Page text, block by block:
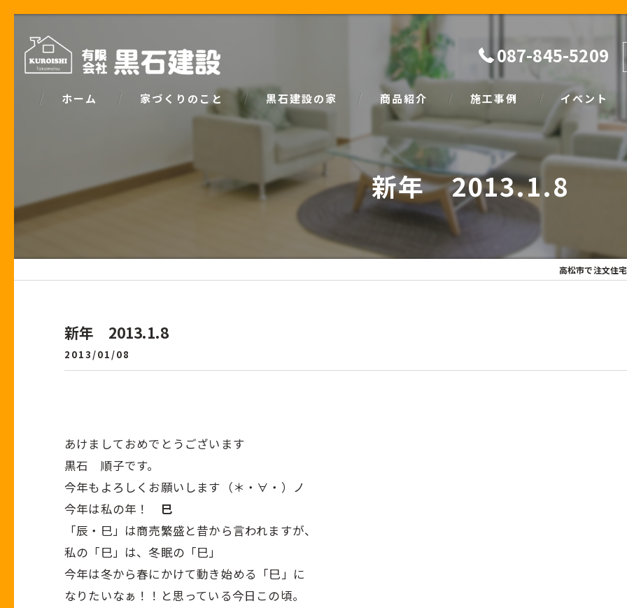
087-845-5209
ホーム 家づくりのこと
家づくりで大事な「お金の話」
黒石建設の家
パッシブデザイン
ZEH
安心の保証
商品紹介
natural
SIMPLE NOTE
施工事例 イベント
家づくり塾
新年 2013.1.8
高松市で注文住
新年 2013.1.8
2013/01/08
あけましておめでとうございます
黒石 順子です。
今年もよろしくお願いします（＊・∀・）ノ
今年は私の年！ 巳
「辰・巳」は商売繁盛と昔から言われますが、
私の「巳」は、冬眠の「巳」
今年は冬から春にかけて動き始める「巳」に
なりたいなぁ！！と思っている今日この頃。